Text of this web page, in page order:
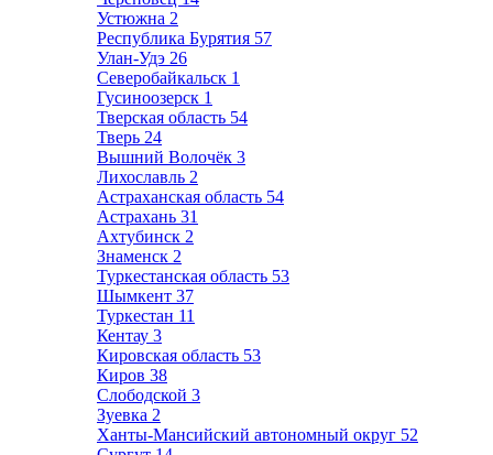
Устюжна 2
Республика Бурятия 57
Улан-Удэ 26
Северобайкальск 1
Гусиноозерск 1
Тверская область 54
Тверь 24
Вышний Волочёк 3
Лихославль 2
Астраханская область 54
Астрахань 31
Ахтубинск 2
Знаменск 2
Туркестанская область 53
Шымкент 37
Туркестан 11
Кентау 3
Кировская область 53
Киров 38
Слободской 3
Зуевка 2
Ханты-Мансийский автономный округ 52